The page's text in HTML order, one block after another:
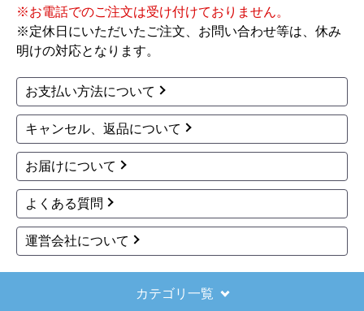
【その他感想・コメント】
ショップからの連絡もしっかりありましたし、商品の梱
また機会があれば是非利用したいと思います。
きょりけさん
2025年11月9日 07:54
欲しい商品をスムーズに注文できましたか？
はい
ショップからの連絡や対応は適切でしたか？
予定の期日までに商品が届きましたか？
※お電話でのご注文は受け付けておりません。
※定休日にいただいたご注文、お問い合わせ等は、休み
明けの対応となります。
お支払い方法について
キャンセル、返品について
お届けについて
よくある質問
運営会社について
カテゴリ一覧